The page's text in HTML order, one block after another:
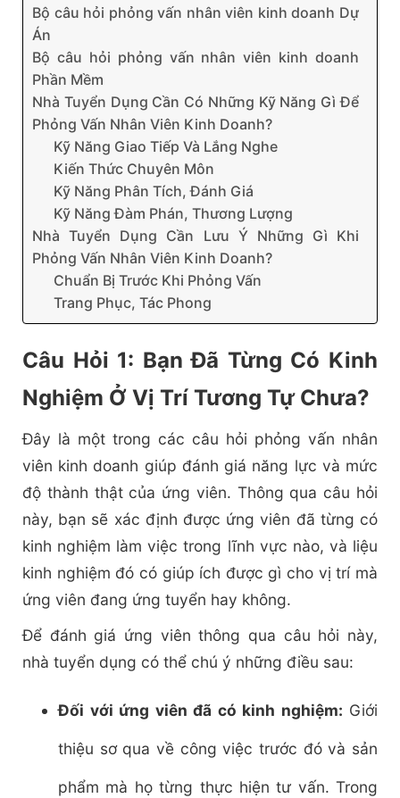
Bộ câu hỏi phỏng vấn nhân viên kinh doanh Dự
Án
Bộ câu hỏi phỏng vấn nhân viên kinh doanh
Phần Mềm
Nhà Tuyển Dụng Cần Có Những Kỹ Năng Gì Để
Phỏng Vấn Nhân Viên Kinh Doanh?
Kỹ Năng Giao Tiếp Và Lắng Nghe
Kiến Thức Chuyên Môn
Kỹ Năng Phân Tích, Đánh Giá
Kỹ Năng Đàm Phán, Thương Lượng
Nhà Tuyển Dụng Cần Lưu Ý Những Gì Khi
Phỏng Vấn Nhân Viên Kinh Doanh?
Chuẩn Bị Trước Khi Phỏng Vấn
Trang Phục, Tác Phong
Câu Hỏi 1: Bạn Đã Từng Có Kinh
Nghiệm Ở Vị Trí Tương Tự Chưa?
Đây là một trong các câu hỏi phỏng vấn nhân
viên kinh doanh giúp đánh giá năng lực và mức
độ thành thật của ứng viên. Thông qua câu hỏi
này, bạn sẽ xác định được ứng viên đã từng có
kinh nghiệm làm việc trong lĩnh vực nào, và liệu
kinh nghiệm đó có giúp ích được gì cho vị trí mà
ứng viên đang ứng tuyển hay không.
Để đánh giá ứng viên thông qua câu hỏi này,
nhà tuyển dụng có thể chú ý những điều sau:
Đối với ứng viên đã có kinh nghiệm: Giới
thiệu sơ qua về công việc trước đó và sản
phẩm mà họ từng thực hiện tư vấn. Trong